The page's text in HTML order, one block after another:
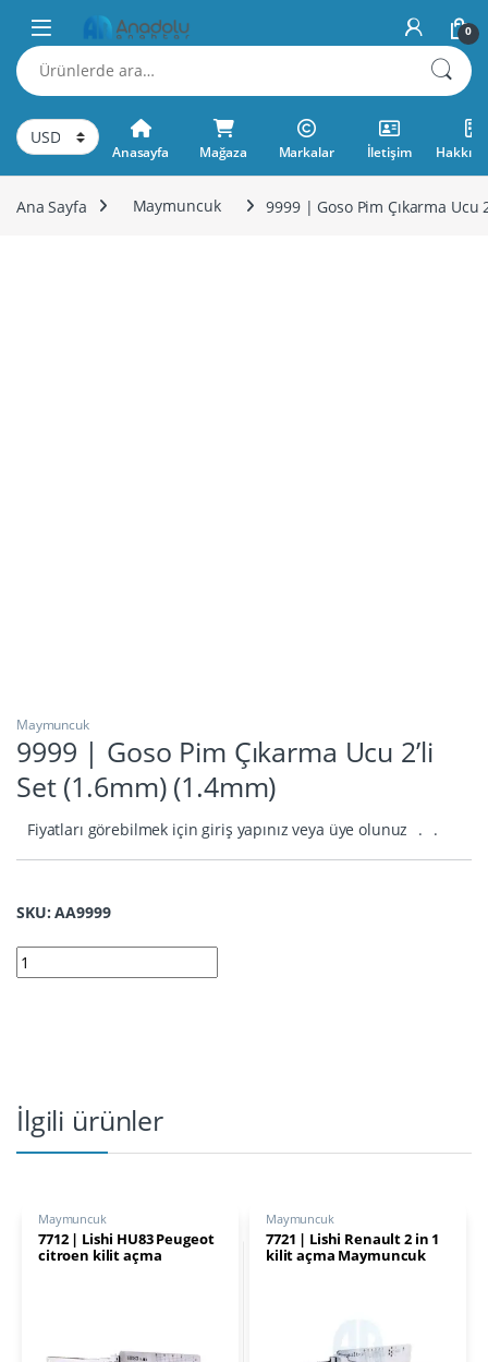
Skip to navigation
Skip to content
0
Ara:
Anasayfa Mağaza Markalar İletişim
Ana Sayfa Maymuncuk 9999 | Goso Pim Çıkarma Ucu
Maymuncuk
9999 | Goso Pim Çıkarma Ucu 2’li
Set (1.6mm) (1.4mm)
Fiyatları görebilmek için giriş yapınız veya üye olunuz . .
SKU: AA9999
9999 | Goso Pim Çıkarma Ucu 2'li Set (1.6mm) (1.4mm)
İlgili ürünler
Maymuncuk
7712 | Lishi HU83 Peugeot
citroen kilit açma
Maymuncuk
7721 | Lishi Renault 2 in 1
kilit açma Maymuncuk